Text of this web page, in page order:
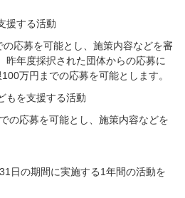
援する活動
応募を可能とし、施策内容などを審
昨年度採択された団体からの応募に
万円までの応募を可能とします。
もを支援する活動
の応募を可能とし、施策内容などを
日の期間に実施する1年間の活動を